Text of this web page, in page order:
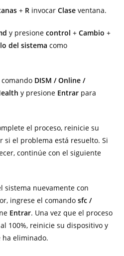
+ R invocarClase ventana.
y presionecontrol+Cambio+
del sistema como
DISM / Online /
y presione Entrar para
el proceso, reinicie su
si el problema está resuelto. Si
continúe con el siguiente
sistema nuevamente con
ingrese el comandosfc /
Entrar. Una vez que el proceso
100%, reinicie su dispositivo y
ha eliminado.